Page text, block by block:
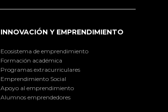
INNOVACIÓN Y EMPRENDIMIENTO
Ecosistema de emprendimiento
Formación académica
Programas extracurriculares
Emprendimiento Social
Apoyo al emprendimiento
Alumnos emprendedores